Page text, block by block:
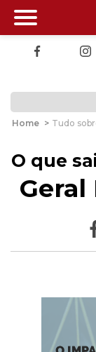
Home > Tudo
O que
Geral